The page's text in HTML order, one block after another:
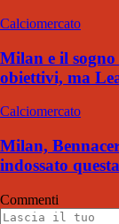
Calciomercato
Milan e il sogno
obiettivi, ma
Calciomercato
Milan,
indossato
Commenti